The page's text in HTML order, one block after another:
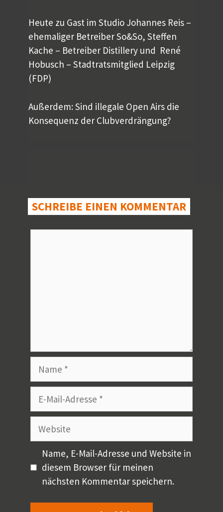
Heute zu Gast im Studio Johannes Reis –
ehemaliger Betreiber So&So, Steffen
Kache – Betreiber Distillery und René
Hobusch – Stadtratsmitglied Leipzig
(FDP)
Außerdem: Sind illegale Open Airs die
Konsequenz der Clubverdrängung?
SCHREIBE EINEN KOMMENTAR
Name
Adresse
Website
Name, E-Mail-Adresse und Website in
diesem Browser für meinen
nächsten Kommentar speichern.